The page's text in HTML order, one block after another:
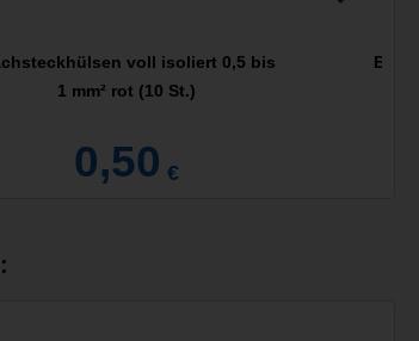
voll isoliert 0,5 bis
1 mm² rot (10 St.)
0,50 €
EK